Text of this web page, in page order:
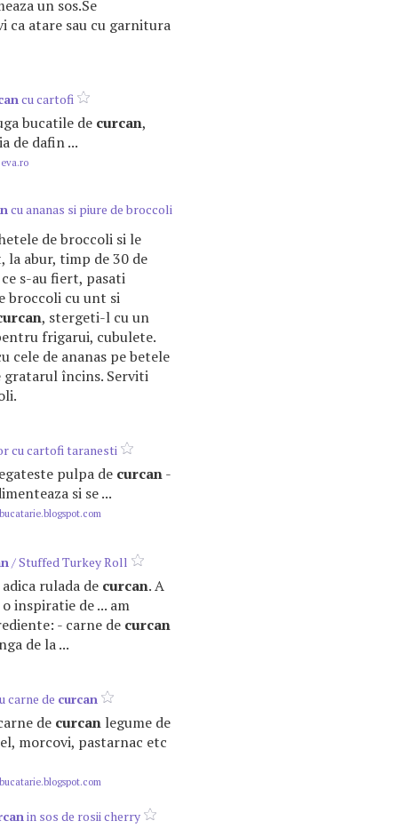
un sos.Se
ca atare sau cu garnitura
cu cartofi
bucatile de curcan,
de dafin ...
cu ananas si piure de broccoli
de broccoli si le
abur, timp de 30 de
s-au fiert, pasati
broccoli cu unt si
, stergeti-l cu un
frigarui, cubulete.
cele de ananas pe betele
încins. Serviti
cu cartofi taranesti
pulpa de curcan-
si se ...
/ Stuffed Turkey Roll
rulada de curcan. A
inspiratie de ... am
- carne de curcan
de la ...
carne de curcan
de curcan legume de
morcovi, pastarnac etc
in sos de rosii cherry